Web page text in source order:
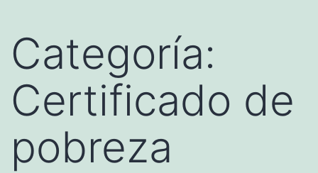
Categoría:
Certificado de
pobreza